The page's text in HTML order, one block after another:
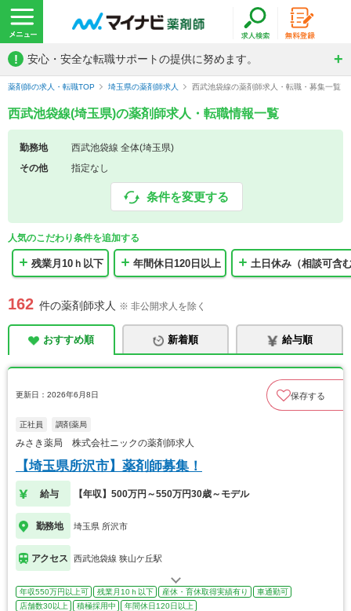
! 安心・安全な転職サポートの提供に努めます。
薬剤師の求人・転職TOP 埼玉県の薬剤師求人 西武池袋線の薬剤師求人・転職・募集一覧
西武池袋線(埼玉県)の薬剤師求人・転職情報一覧
勤務地
西武池袋線 全体(埼玉県)
その他
指定なし
条件を変更する
人気のこだわり条件を追加する
残業月10ｈ以下 年間休日120日以上 土日休み（相談可含
162 件の薬剤師求人 ※ 非公開求人を除く
おすすめ順 新着順 給与順
更新日：2026年6月8日 保存する
正社員 調剤薬局
みさき薬局 株式会社ニックの薬剤師求人
【埼玉県所沢市】薬剤師募集！
給与 【年収】500万円～550万円30歳～モデル
勤務地 埼玉県 所沢市
アクセス 西武池袋線 狭山ケ丘駅
年収550万円以上可 残業月10ｈ以下 産休・育休取得実績有り
車通勤可
店舗数30以上
積極採用中 年間休日120日以上